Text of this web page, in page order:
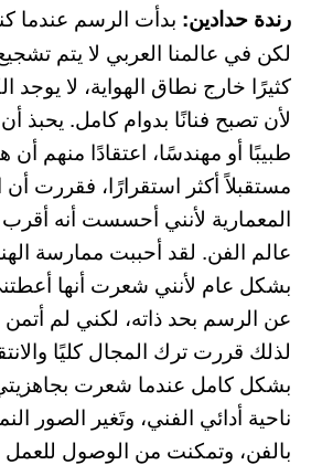
رندة حدادين: بدأت الرسم عندما
لكن في عالمنا العربي لا يتم
كثيرًا خارج نطاق الهواية، لا يوجد
لأن تصبح فنانًا بدوام كامل. يحبذ
طبيبًا أو مهندسًا، اعتقادًا منهم أن
مستقبلاً أكثر استقرارًا، فقررت
المعمارية لأنني أحسست أنه
عالم الفن. لقد أحببت ممارسة
بشكل عام لأنني شعرت أنها
عن الرسم بحد ذاته، لكني لم أتمن
لذلك قررت ترك المجال كليًا
بشكل كامل عندما شعرت
ناحية أدائي الفني، وتَغير الصور
بالفن، وتمكنت من الوصول للعمل